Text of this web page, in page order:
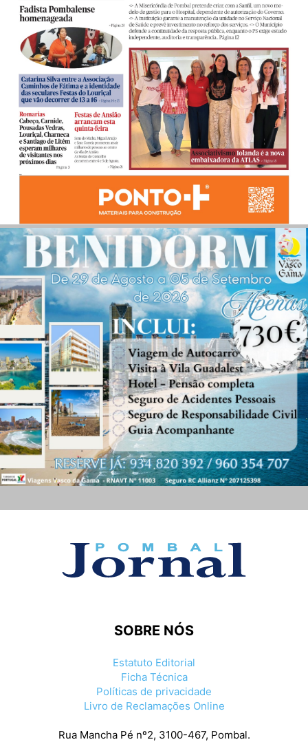
SOBRE NÓS
Estatuto Editorial
Ficha Técnica
Políticas de privacidade
Livro de Reclamações Online
Rua Mancha Pé nº2, 3100-467, Pombal.